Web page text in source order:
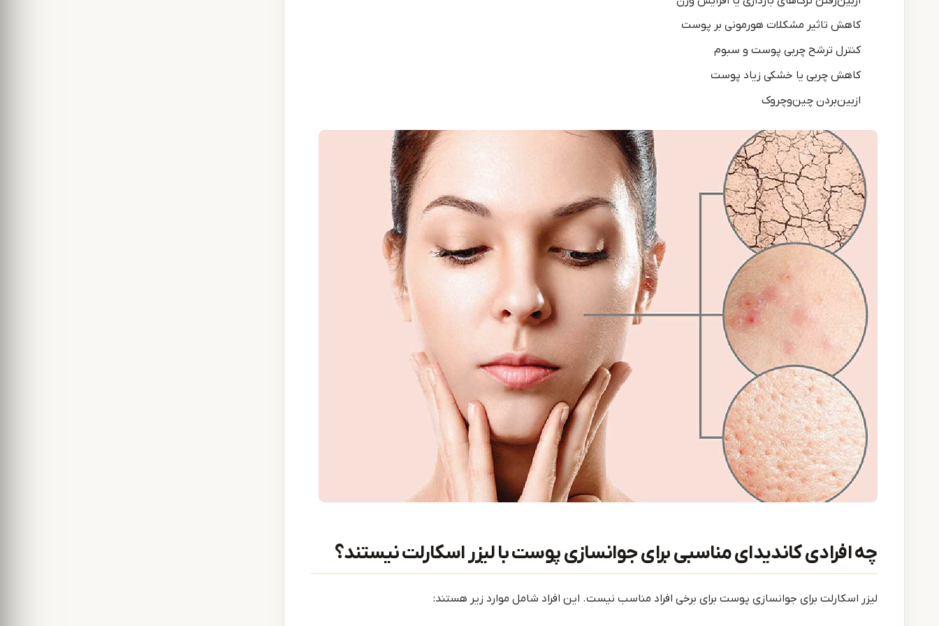
کاهش تاثیر مشکلات هورمونی بر پوست
کنترل ترشح چربی پوست و سبوم
کاهش چربی یا خشکی زیاد پوست
ازبین‌بردن چین‌وچروک
چه افرادی کاندیدای مناسبی برای جوانسازی پوست با لیزر اسکارلت نیستند؟
لیزر اسکارلت برای جوانسازی پوست برای برخی افراد مناسب نیست. این افراد شامل موارد زیر هستند: